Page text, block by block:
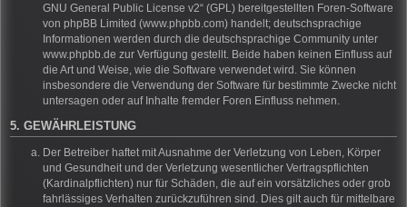
GNU General Public License v2“ (GPL) bereitgestellten Foren-Software
von phpBB Limited (www.phpbb.com) handelt; deutschsprachige
Informationen werden durch die deutschsprachige Community unter
www.phpbb.de zur Verfügung gestellt. Beide haben keinen Einfluss auf
die Art und Weise, wie die Software verwendet wird. Sie können
insbesondere die Verwendung der Software für bestimmte Zwecke nicht
untersagen oder auf Inhalte fremder Foren Einfluss nehmen.
5. GEWÄHRLEISTUNG
Der Betreiber haftet mit Ausnahme der Verletzung von Leben, Körper
und Gesundheit und der Verletzung wesentlicher Vertragspflichten
(Kardinalpflichten) nur für Schäden, die auf ein vorsätzliches oder grob
fahrlässiges Verhalten zurückzuführen sind. Dies gilt auch für mittelbare